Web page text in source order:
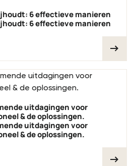
6 effectieve manieren
6 effectieve manieren
uitdagingen voor
& de oplossingen.
uitdagingen voor
& de oplossingen.